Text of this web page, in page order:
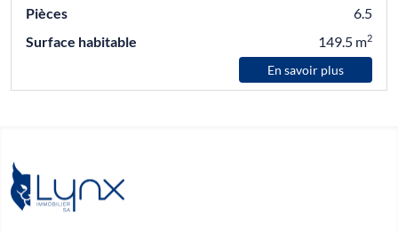
Pièces
6.5
Surface habitable
149.5 m2
En savoir plus